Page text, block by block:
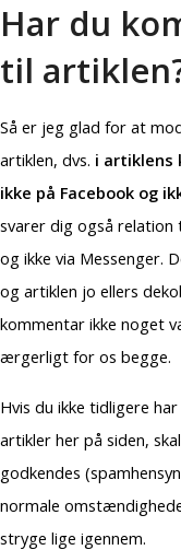
Har du
til
Så er jeg glad for at
artiklen, dvs. i artiklens
ikke på Facebook og
svarer dig også relation
og ikke via Messenger.
og artiklen jo ellers
kommentar ikke noget
ærgerligt for os begge.
Hvis du ikke tidligere
artikler her på siden,
godkendes
normale
stryge lige igennem.